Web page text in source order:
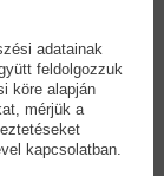
Wars: A
adatainak
feldolgozzuk
köre alapján
mérjük a
kapcsolatban.